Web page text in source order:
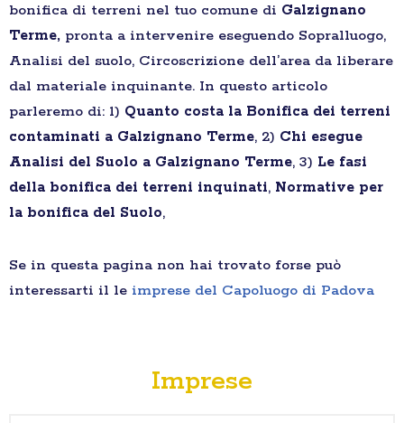
bonifica di terreni nel tuo comune di Galzignano
Terme, pronta a intervenire eseguendo Sopralluogo,
Analisi del suolo, Circoscrizione dell’area da liberare
dal materiale inquinante. In questo articolo
parleremo di: 1) Quanto costa la Bonifica dei terreni
contaminati a Galzignano Terme, 2) Chi esegue
Analisi del Suolo a Galzignano Terme, 3) Le fasi
della bonifica dei terreni inquinati, Normative per
la bonifica del Suolo,
Se in questa pagina non hai trovato forse può
interessarti il le imprese del Capoluogo di Padova
Imprese